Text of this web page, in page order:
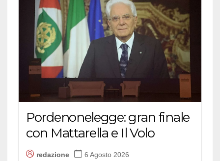
Pordenonelegge: gran finale
con Mattarella e Il Volo
redazione 6 Agosto 2026